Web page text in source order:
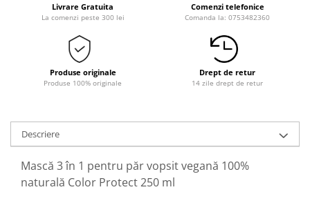
Livrare Gratuita
La comenzi peste 300 lei
Comenzi telefonice
Comanda la: 0753482360
Produse originale
Produse 100% originale
Drept de retur
14 zile drept de retur
Descriere
Mască 3 în 1 pentru păr vopsit vegană 100%
naturală Color Protect 250 ml